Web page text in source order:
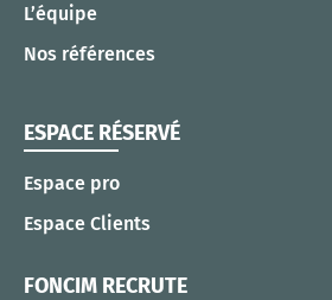
L’équipe
Nos références
ESPACE RÉSERVÉ
Espace pro
Espace Clients
FONCIM RECRUTE